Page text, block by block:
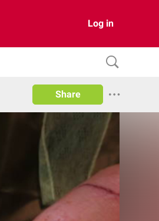
Log in
Share